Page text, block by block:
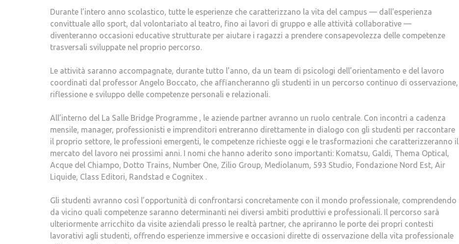
Durante l’intero anno scolastico, tutte le esperienze che caratterizzano la vita del campus — dall’esperienza
convittuale allo sport, dal volontariato al teatro, fino ai lavori di gruppo e alle attività collaborative —
diventeranno occasioni educative strutturate per aiutare i ragazzi a prendere consapevolezza delle competenze
trasversali sviluppate nel proprio percorso.
Le attività saranno accompagnate, durante tutto l’anno, da un team di psicologi dell’orientamento e del lavoro
coordinati dal professor Angelo Boccato, che affiancheranno gli studenti in un percorso continuo di osservazione,
riflessione e sviluppo delle competenze personali e relazionali.
All’interno del La Salle Bridge Programme , le aziende partner avranno un ruolo centrale. Con incontri a cadenza
mensile, manager, professionisti e imprenditori entreranno direttamente in dialogo con gli studenti per raccontare
il proprio settore, le professioni emergenti, le competenze richieste oggi e le trasformazioni che caratterizzeranno il
mercato del lavoro nei prossimi anni. I nomi che hanno aderito sono importanti: Komatsu, Galdi, Thema Optical,
Acque del Chiampo, Dotto Trains, Number One, Zilio Group, Mediolanum, 593 Studio, Fondazione Nord Est, Air
Liquide, Class Editori, Randstad e Cognitex .
Gli studenti avranno così l’opportunità di confrontarsi concretamente con il mondo professionale, comprendendo
da vicino quali competenze saranno determinanti nei diversi ambiti produttivi e professionali. Il percorso sarà
ulteriormente arricchito da visite aziendali presso le realtà partner, che apriranno le porte dei propri contesti
lavorativi agli studenti, offrendo esperienze immersive e occasioni dirette di osservazione della vita professionale